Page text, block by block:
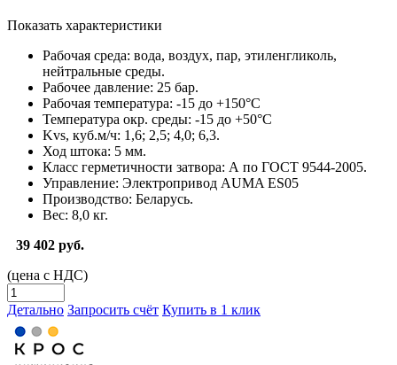
Показать характеристики
Рабочая среда: вода, воздух, пар, этиленгликоль,
нейтральные среды.
Рабочее давление: 25 бар.
Рабочая температура: -15 до +150°С
Температура окр. среды: -15 до +50°С
Kvs, куб.м/ч: 1,6; 2,5; 4,0; 6,3.
Ход штока: 5 мм.
Класс герметичности затвора: А по ГОСТ 9544-2005.
Управление: Электропривод AUMA ES05
Производство: Беларусь.
Вес: 8,0 кг.
39 402 руб.
(цена с НДС)
Детально Запросить счёт Купить в 1 клик